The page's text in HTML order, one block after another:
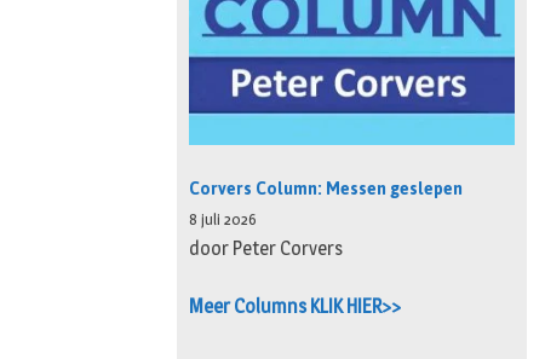
Corvers Column: Messen geslepen
8 juli 2026
door Peter Corvers
Meer Columns KLIK HIER>>